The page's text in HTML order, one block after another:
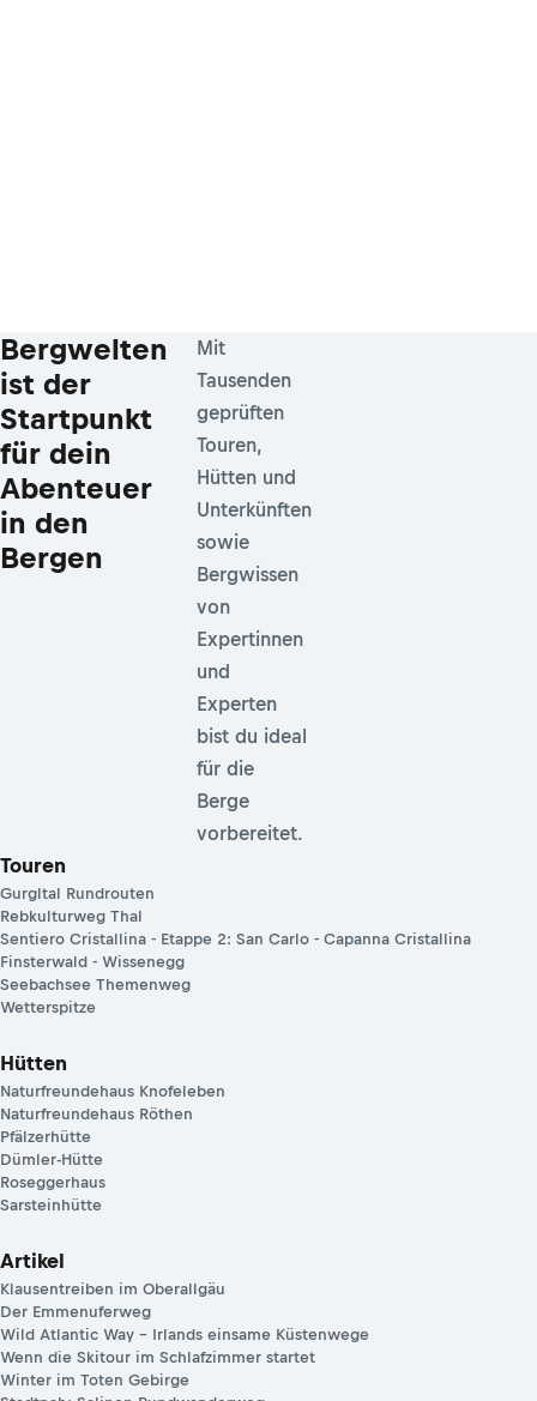
Bergwelten
ist der
Startpunkt
für dein
Abenteuer
in den
Bergen
Mit
Tausenden
geprüften
Touren,
Hütten und
Unterkünften
sowie
Bergwissen
von
Expertinnen
und
Experten
bist du ideal
für die
Berge
vorbereitet.
Touren
Gurgltal Rundrouten
Rebkulturweg Thal
Sentiero Cristallina - Etappe 2: San Carlo - Capanna Cristallina
Finsterwald - Wissenegg
Seebachsee Themenweg
Wetterspitze
Hütten
Naturfreundehaus Knofeleben
Naturfreundehaus Röthen
Pfälzerhütte
Dümler-Hütte
Roseggerhaus
Sarsteinhütte
Artikel
Klausentreiben im Oberallgäu
Der Emmenuferweg
Wild Atlantic Way – Irlands einsame Küstenwege
Wenn die Skitour im Schlafzimmer startet
Winter im Toten Gebirge